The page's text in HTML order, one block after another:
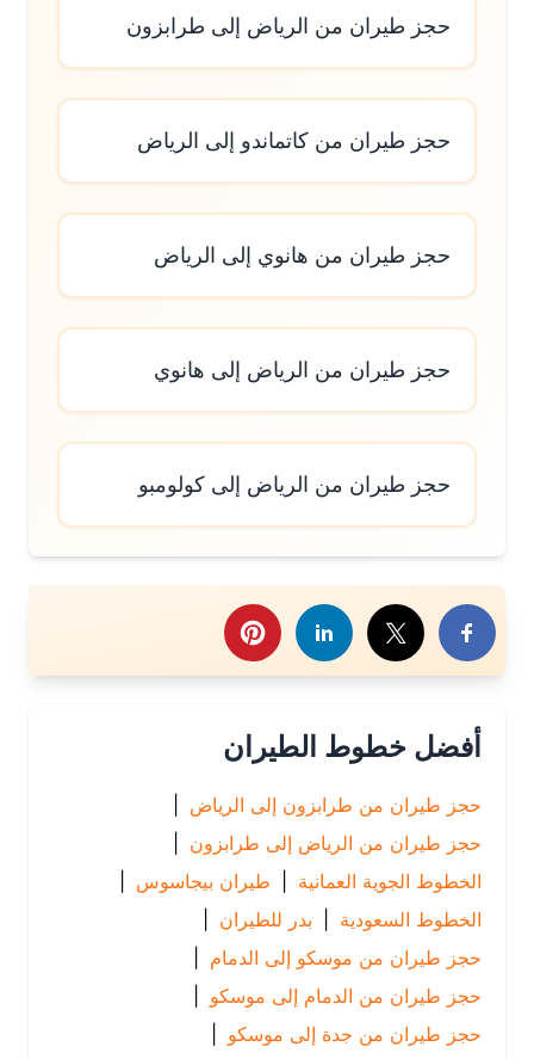
حجز طيران من الرياض إلى طرابزون
حجز طيران من كاتماندو إلى الرياض
حجز طيران من هانوي إلى الرياض
حجز طيران من الرياض إلى هانوي
حجز طيران من الرياض إلى كولومبو
هذا الموضوع
أفضل خطوط الطيران
حجز طيران من طرابزون إلى الرياض
|
حجز طيران من الرياض إلى طرابزون |
الخطوط الجوية العمانية | طيران بيجاسوس |
الخطوط السعودية | بدر للطيران |
حجز طيران من موسكو إلى الدمام
|
حجز طيران من الدمام إلى موسكو |
حجز طيران من جدة إلى موسكو |